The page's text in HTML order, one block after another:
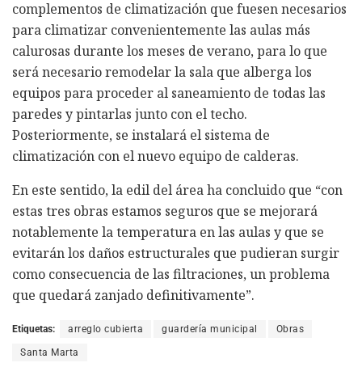
complementos de climatización que fuesen necesarios
para climatizar convenientemente las aulas más
calurosas durante los meses de verano, para lo que
será necesario remodelar la sala que alberga los
equipos para proceder al saneamiento de todas las
paredes y pintarlas junto con el techo.
Posteriormente, se instalará el sistema de
climatización con el nuevo equipo de calderas.
En este sentido, la edil del área ha concluido que “con
estas tres obras estamos seguros que se mejorará
notablemente la temperatura en las aulas y que se
evitarán los daños estructurales que pudieran surgir
como consecuencia de las filtraciones, un problema
que quedará zanjado definitivamente”.
Etiquetas: arreglo cubierta guardería municipal Obras
Santa Marta